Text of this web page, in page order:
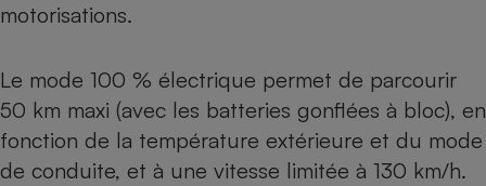
motorisations.
Le mode 100 % électrique permet de parcourir
50 km maxi (avec les batteries gonflées à bloc), en
fonction de la température extérieure et du mode
de conduite, et à une vitesse limitée à 130 km/h.